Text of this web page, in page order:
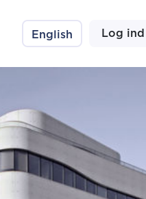
English Log ind